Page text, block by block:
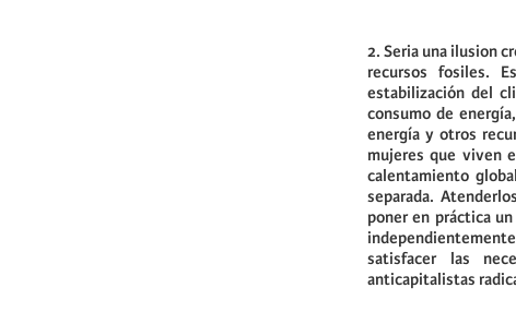
2.Seria una ilusion
recursos fosiles.
estabilización del
consumo de
energía y otros
mujeres que viven
calentamiento
separada.
poner en práctica
satisfacer las
anticapitalistas